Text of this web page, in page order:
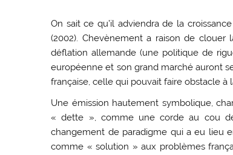
On sait ce qu’il adviendra de la
(2002). Chevènement a raison de
déflation allemande (une politique de
européenne et son grand marché auront
française, celle qui pouvait faire obstacle
Une émission hautement symbolique,
« dette », comme une corde au cou
changement de paradigme qui a eu lieu
comme « solution » aux problèmes